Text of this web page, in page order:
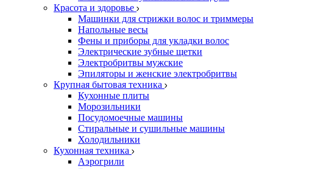
Красота и здоровье
Машинки для стрижки волос и триммеры
Напольные весы
Фены и приборы для укладки волос
Электрические зубные щетки
Электробритвы мужские
Эпиляторы и женские электробритвы
Крупная бытовая техника
Кухонные плиты
Морозильники
Посудомоечные машины
Стиральные и сушильные машины
Холодильники
Кухонная техника
Аэрогрили